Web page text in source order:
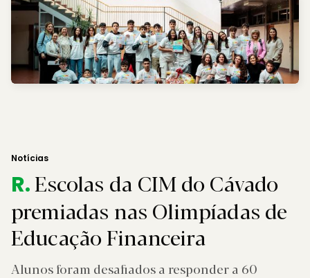
Notícias
R.Escolas da CIM do Cávado
premiadas nas Olimpíadas de
Educação Financeira
Alunos foram desafiados a responder a 60